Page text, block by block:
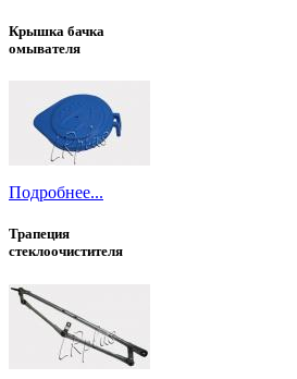
Крышка бачка
омывателя
Подробнее...
Трапеция
стеклоочистителя